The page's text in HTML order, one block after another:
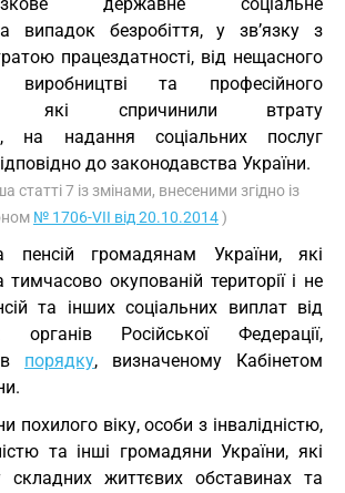
випадок безробіття, у зв’язку з
працездатності, від нещасного
та професійного
які спричинили втрату
на надання соціальних послуг
до законодавства України.
статті 7 із змінами, внесеними згідно із
№ 1706-VII від 20.10.2014)
пенсій громадянам України, які
окупованій території і не
та інших соціальних виплат від
органів Російської Федерації,
порядку, визначеному Кабінетом
похилого віку, особи з інвалідністю,
та інші громадяни України, які
складних життєвих обставинах та